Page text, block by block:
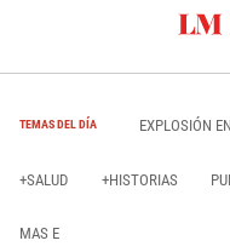
TEMAS DEL DÍA EXPLOSIÓN
+SALUD +HISTORIAS
MAS E